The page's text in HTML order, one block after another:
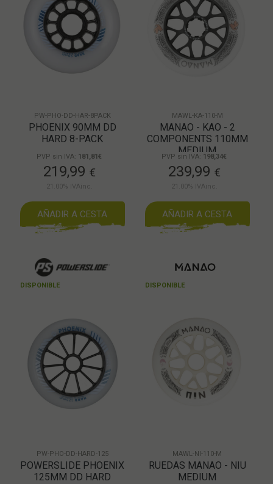
PW-PHO-DD-HAR-8PACK
PHOENIX 90MM DD
HARD 8-PACK
PVP sin IVA: 181,81€
219,99 €
21.00% IVAinc.
AÑADIR A CESTA
MAWL-KA-110-M
MANAO - KAO - 2
COMPONENTS 110MM
MEDIUM
PVP sin IVA: 198,34€
239,99 €
21.00% IVAinc.
AÑADIR A CESTA
DISPONIBLE
PW-PHO-DD-HARD-125
POWERSLIDE PHOENIX
125MM DD HARD
DISPONIBLE
MAWL-NI-110-M
RUEDAS MANAO - NIU
MEDIUM